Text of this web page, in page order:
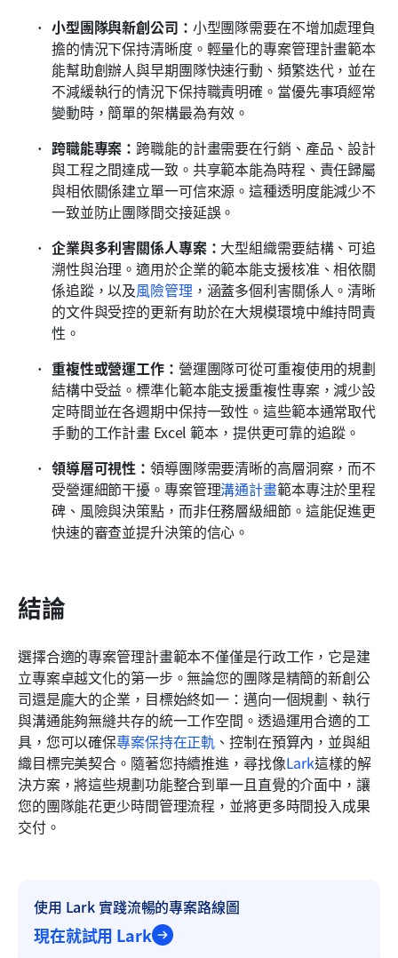
小型團隊與新創公司： 小型團隊需要在不增加處理負
擔的情況下保持清晰度。輕量化的專案管理計畫範本
能幫助創辦人與早期團隊快速行動、頻繁迭代，並在
不減緩執行的情況下保持職責明確。當優先事項經常
變動時，簡單的架構最為有效。
跨職能專案： 跨職能的計畫需要在行銷、產品、設計
與工程之間達成一致。共享範本能為時程、責任歸屬
與相依關係建立單一可信來源。這種透明度能減少不
一致並防止團隊間交接延誤。
企業與多利害關係人專案： 大型組織需要結構、可追
溯性與治理。適用於企業的範本能支援核准、相依關
係追蹤，以及風險管理 ，涵蓋多個利害關係人。清晰
的文件與受控的更新有助於在大規模環境中維持問責
性。
重複性或營運工作： 營運團隊可從可重複使用的規劃
結構中受益。標準化範本能支援重複性專案，減少設
定時間並在各週期中保持一致性。這些範本通常取代
手動的工作計畫 Excel 範本，提供更可靠的追蹤。
領導層可視性：領導團隊需要清晰的高層洞察，而不
受營運細節干擾。專案管理溝通計畫範本專注於里程
碑、風險與決策點，而非任務層級細節。這能促進更
快速的審查並提升決策的信心。
結論
選擇合適的專案管理計畫範本不僅僅是行政工作，它是建
立專案卓越文化的第一步。無論您的團隊是精簡的新創公
司還是龐大的企業，目標始終如一：邁向一個規劃、執行
與溝通能夠無縫共存的統一工作空間。透過運用合適的工
具，您可以確保專案保持在正軌 、控制在預算內，並與組
織目標完美契合。隨著您持續推進，尋找像Lark這樣的解
決方案，將這些規劃功能整合到單一且直覺的介面中，讓
您的團隊能花更少時間管理流程，並將更多時間投入成果
交付。
使用 Lark 實踐流暢的專案路線圖
現在就試用 Lark